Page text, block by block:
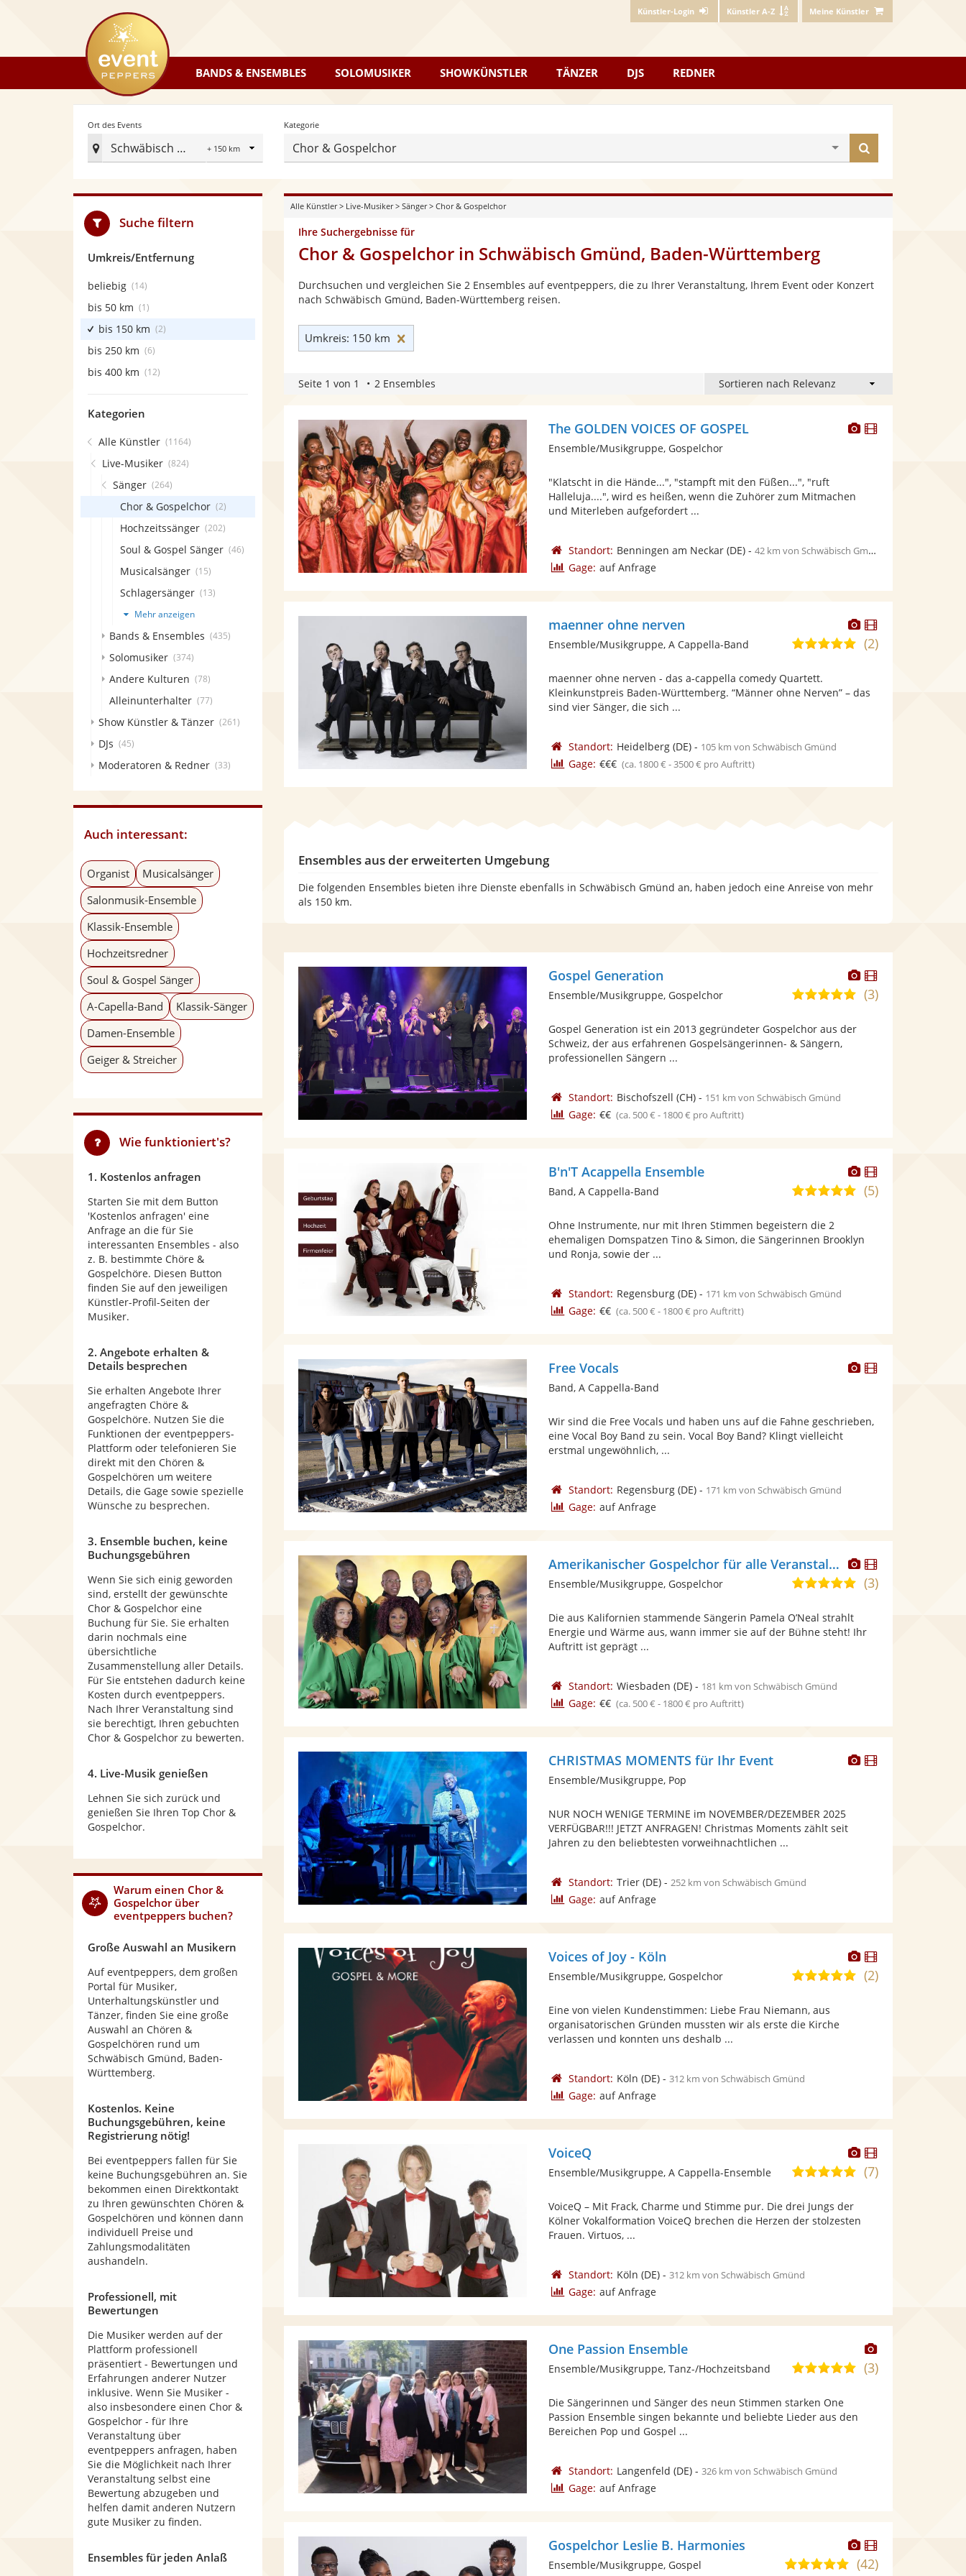
Künstler-Login Künstler A-Z Meine Künstler
eventpeppers
BANDS & ENSEMBLES SOLOMUSIKER SHOWKÜNSTLER TÄNZER DJS REDNER
Ort des Events
Schwäbisch Gmünd
Radius
Ort
Events
festlegen
Kategorie
Chor & Gospelchor
finden
Alle Künstler> Live-Musiker> Sänger> Chor & Gospelchor
Ihre Suchergebnisse für
Chor & Gospelchor in Schwäbisch Gmünd, Baden-Württemberg
Durchsuchen und vergleichen Sie 2 Ensembles auf eventpeppers, die zu Ihrer Veranstaltung, Ihrem Event oder Konzert
nach Schwäbisch Gmünd, Baden-Württemberg reisen.
Umkreis: 150 km
Seite 1 von 1 2 Ensembles
DieserDieser
The GOLDEN VOICES OF GOSPEL
Ensemble/Musikgruppe, Gospelchor
"Klatscht in die Hände...", "stampft mit den Füßen...", "ruft
Halleluja....", wird es heißen, wenn die Zuhörer zum Mitmachen
und Miterleben aufgefordert ...
Standort: Benningen am Neckar(DE)- 42 km von Schwäbisch Gmünd
Gage: auf Anfrage
Dieser
Künstler
stellt
Dieser
Künstler
maenner ohne nerven
5,0
Sternen
(2)
Ensemble/Musikgruppe, A Cappella-Band
maenner ohne nerven - das a-cappella comedy Quartett.
Kleinkunstpreis Baden-Württemberg. “Männer ohne Nerven” – das
sind vier Sänger, die sich ...
Standort: Heidelberg(DE)- 105 km von Schwäbisch Gmünd
Gage: €€€ (ca. 1800 € - 3500 € pro Auftritt)
Ensembles aus der erweiterten Umgebung
Die folgenden Ensembles bieten ihre Dienste ebenfalls in Schwäbisch Gmünd an, haben jedoch eine Anreise von mehr
als 150 km.
Dieser
Künstler
stellt
Dieser
Künstler
Gospel Generation
4,8
5
(3)
Ensemble/Musikgruppe, Gospelchor
Gospel Generation ist ein 2013 gegründeter Gospelchor aus der
Schweiz, der aus erfahrenen Gospelsängerinnen- & Sängern,
professionellen Sängern ...
Standort: Bischofszell (CH)- 151 km von Schwäbisch Gmünd
Gage: €€ (ca. 500 € - 1800 € pro Auftritt)
Dieser
Künstler
stellt
Dieser
Künstler
B'n'T Acappella Ensemble
5,0
Sternen
(5)
Band, A Cappella-Band
Ohne Instrumente, nur mit Ihren Stimmen begeistern die 2
ehemaligen Domspatzen Tino & Simon, die Sängerinnen Brooklyn
und Ronja, sowie der ...
Standort: Regensburg(DE)- 171 km von Schwäbisch Gmünd
Gage: €€ (ca. 500 € - 1800 € pro Auftritt)
Dieser
bereit.
Dieser
Free Vocals
Band, A Cappella-Band
Wir sind die Free Vocals und haben uns auf die Fahne geschrieben,
eine Vocal Boy Band zu sein. Vocal Boy Band? Klingt vielleicht
erstmal ungewöhnlich, ...
Standort: Regensburg(DE)- 171 km von Schwäbisch Gmünd
Gage: auf Anfrage
Dieser
Künstler
stellt
Dieser
Künstler
Amerikanischer Gospelchor für alle Veranstaltungen
5,0
Sternen
(3)
Ensemble/Musikgruppe, Gospelchor
Die aus Kalifornien stammende Sängerin Pamela O’Neal strahlt
Energie und Wärme aus, wann immer sie auf der Bühne steht! Ihr
Auftritt ist geprägt ...
Standort: Wiesbaden (DE)- 181 km von Schwäbisch Gmünd
Gage: €€ (ca. 500 € - 1800 € pro Auftritt)
DieserDieser
CHRISTMAS MOMENTS für Ihr Event
Ensemble/Musikgruppe, Pop
NUR NOCH WENIGE TERMINE im NOVEMBER/DEZEMBER 2025
VERFÜGBAR!!! JETZT ANFRAGEN! Christmas Moments zählt seit
Jahren zu den beliebtesten vorweihnachtlichen ...
Standort: Trier(DE)- 252 km von Schwäbisch Gmünd
Gage: auf Anfrage
Dieser
Künstler
stellt
Dieser
Künstler
Voices of Joy - Köln
5,0(2)
Ensemble/Musikgruppe, Gospelchor
Eine von vielen Kundenstimmen: Liebe Frau Niemann, aus
organisatorischen Gründen mussten wir als erste die Kirche
verlassen und konnten uns deshalb ...
Standort: Köln (DE)- 312 km von Schwäbisch Gmünd
Gage: auf Anfrage
Dieser
Künstler
stellt
Dieser
Künstler
VoiceQ
4,9
Sternen
(7)
Ensemble/Musikgruppe, A Cappella-Ensemble
VoiceQ – Mit Frack, Charme und Stimme pur. Die drei Jungs der
Kölner Vokalformation VoiceQ brechen die Herzen der stolzesten
Frauen. Virtuos, ...
Standort: Köln (DE)- 312 km von Schwäbisch Gmünd
Gage: auf Anfrage
Dieser
Künstler
One Passion Ensemble
4,9
Sternen
(3)
Ensemble/Musikgruppe, Tanz-/Hochzeitsband
Die Sängerinnen und Sänger des neun Stimmen starken One
Passion Ensemble singen bekannte und beliebte Lieder aus den
Bereichen Pop und Gospel ...
Standort: Langenfeld (DE)- 326 km von Schwäbisch Gmünd
Gage: auf Anfrage
Dieser
Künstler
Dieser
Künstler
Gospelchor Leslie B. Harmonies
5,0(42)
Ensemble/Musikgruppe, Gospel
Suche filtern
Umkreis/Entfernung
beliebig (14)
bis 50 km (1)
bis 150 km (2)
bis 250 km (6)
bis 400 km (12)
Kategorien
Alle Künstler (1164)
Live-Musiker (824)
Sänger (264)
Chor & Gospelchor (2)
Hochzeitssänger (202)
Soul & Gospel Sänger (46)
Musicalsänger (15)
Schlagersänger (13)
Mehr anzeigen
Bands & Ensembles (435)
Solomusiker (374)
Andere Kulturen (78)
Alleinunterhalter (77)
Show Künstler & Tänzer (261)
DJs (45)
Moderatoren & Redner (33)
Auch interessant:
Organist
Musicalsänger
Salonmusik-Ensemble
Klassik-Ensemble
Hochzeitsredner
Soul & Gospel Sänger
A-Capella-Band
Klassik-Sänger
Damen-Ensemble
Geiger & Streicher
Wie funktioniert's?
1. Kostenlos anfragen
Starten Sie mit dem Button
'Kostenlos anfragen' eine
Anfrage an die für Sie
interessanten Ensembles - also
z. B. bestimmte Chöre &
Gospelchöre. Diesen Button
finden Sie auf den jeweiligen
Künstler-Profil-Seiten der
Musiker.
2. Angebote erhalten &
Details besprechen
Sie erhalten Angebote Ihrer
angefragten Chöre &
Gospelchöre. Nutzen Sie die
Funktionen der eventpeppers-
Plattform oder telefonieren Sie
direkt mit den Chören &
Gospelchören um weitere
Details, die Gage sowie spezielle
Wünsche zu besprechen.
3. Ensemble buchen, keine
Buchungsgebühren
Wenn Sie sich einig geworden
sind, erstellt der gewünschte
Chor & Gospelchor eine
Buchung für Sie. Sie erhalten
darin nochmals eine
übersichtliche
Zusammenstellung aller Details.
Für Sie entstehen dadurch keine
Kosten durch eventpeppers.
Nach Ihrer Veranstaltung sind
sie berechtigt, Ihren gebuchten
Chor & Gospelchor zu bewerten.
4. Live-Musik genießen
Lehnen Sie sich zurück und
genießen Sie Ihren Top Chor &
Gospelchor.
Warum einen Chor &
Gospelchorüber
eventpeppers buchen?
Große Auswahl an Musikern
Auf eventpeppers, dem großen
Portal für Musiker,
Unterhaltungskünstler und
Tänzer, finden Sie eine große
Auswahl an Chören &
Gospelchören rund um
Schwäbisch Gmünd, Baden-
Württemberg.
Kostenlos. Keine
Buchungsgebühren, keine
Registrierung nötig!
Bei eventpeppers fallen für Sie
keine Buchungsgebühren an. Sie
bekommen einen Direktkontakt
zu Ihren gewünschten Chören &
Gospelchören und können dann
individuell Preise und
Zahlungsmodalitäten
aushandeln.
Professionell, mit
Bewertungen
Die Musiker werden auf der
Plattform professionell
präsentiert - Bewertungen und
Erfahrungen anderer Nutzer
inklusive. Wenn Sie Musiker -
also insbesondere einen Chor &
Gospelchor - für Ihre
Veranstaltung über
eventpeppers anfragen, haben
Sie die Möglichkeit nach Ihrer
Veranstaltung selbst eine
Bewertung abzugeben und
helfen damit anderen Nutzern
gute Musiker zu finden.
Ensembles für jeden Anlaß